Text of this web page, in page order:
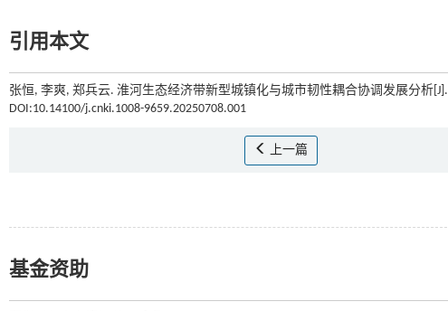
引用本文
张恒, 李爽, 郑兵云. 淮河生态经济带新型城镇化与城市韧性耦合协调发展分析[J].
DOI:10.14100/j.cnki.1008-9659.20250708.001
上一篇
基金资助